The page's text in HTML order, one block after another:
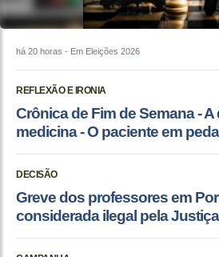
há 20 horas - Em Eleições 2026
REFLEXÃO E IRONIA
Crônica de Fim de Semana -
medicina - O paciente em
DECISÃO
Greve dos professores em
considerada ilegal pela Justiça